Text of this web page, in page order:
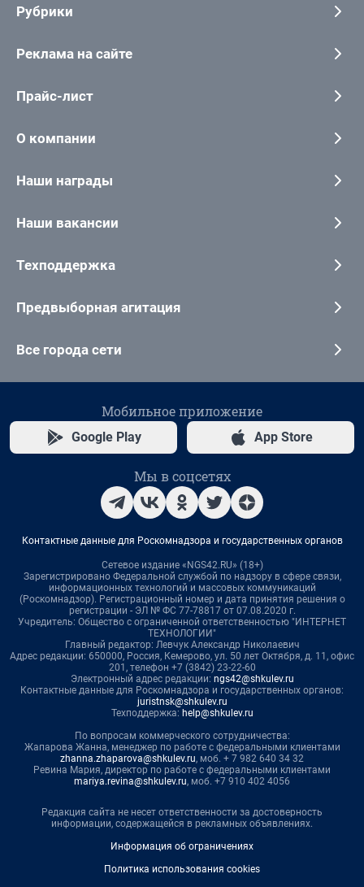
Рубрики
Реклама на сайте
Прайс-лист
О компании
Наши награды
Наши вакансии
Техподдержка
Предвыборная агитация
Все города сети
Мобильное приложение
Google Play App Store
Мы в соцсетях
Контактные данные для Роскомнадзора и государственных органов
Сетевое издание «NGS42.RU» (18+)
Зарегистрировано Федеральной службой по надзору в сфере связи,
информационных технологий и массовых коммуникаций
(Роскомнадзор). Регистрационный номер и дата принятия решения о
регистрации - ЭЛ № ФС 77-78817 от 07.08.2020 г.
Учредитель: Общество с ограниченной ответственностью "ИНТЕРНЕТ
ТЕХНОЛОГИИ"
Главный редактор: Левчук Александр Николаевич
Адрес редакции: 650000, Россия, Кемерово, ул. 50 лет Октября, д. 11, офис
201, телефон +7 (3842) 23-22-60
Электронный адрес редакции: ngs42@shkulev.ru
Контактные данные для Роскомнадзора и государственных органов:
juristnsk@shkulev.ru
Техподдержка: help@shkulev.ru
По вопросам коммерческого сотрудничества:
Жапарова Жанна, менеджер по работе с федеральными клиентами
zhanna.zhaparova@shkulev.ru, моб. + 7 982 640 34 32
Ревина Мария, директор по работе с федеральными клиентами
mariya.revina@shkulev.ru, моб. +7 910 402 4056
Редакция сайта не несет ответственности за достоверность
информации, содержащейся в рекламных объявлениях.
Информация об ограничениях
Политика использования cookies